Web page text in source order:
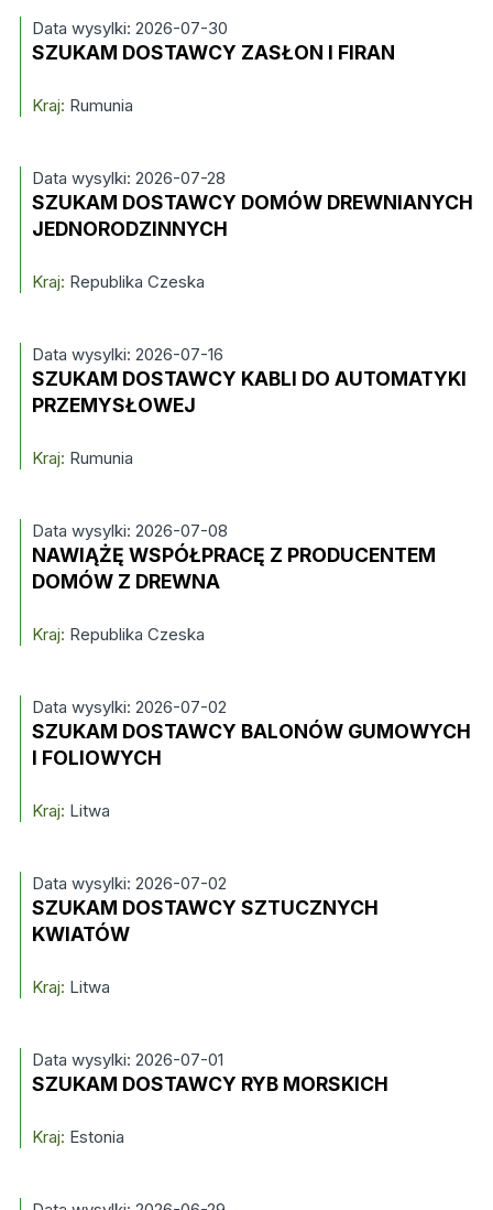
Data wysylki: 2026-07-30
SZUKAM DOSTAWCY ZASŁON I FIRAN
Kraj: Rumunia
Data wysylki: 2026-07-28
SZUKAM DOSTAWCY DOMÓW DREWNIANYCH
JEDNORODZINNYCH
Kraj: Republika Czeska
Data wysylki: 2026-07-16
SZUKAM DOSTAWCY KABLI DO AUTOMATYKI
PRZEMYSŁOWEJ
Kraj: Rumunia
Data wysylki: 2026-07-08
NAWIĄŻĘ WSPÓŁPRACĘ Z PRODUCENTEM
DOMÓW Z DREWNA
Kraj: Republika Czeska
Data wysylki: 2026-07-02
SZUKAM DOSTAWCY BALONÓW GUMOWYCH
I FOLIOWYCH
Kraj: Litwa
Data wysylki: 2026-07-02
SZUKAM DOSTAWCY SZTUCZNYCH
KWIATÓW
Kraj: Litwa
Data wysylki: 2026-07-01
SZUKAM DOSTAWCY RYB MORSKICH
Kraj: Estonia